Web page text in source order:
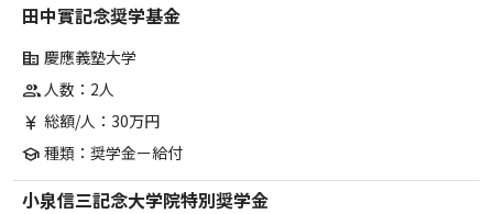
田中實記念奨学基金
corporate_fare 慶應義塾大学
group 人数：2人
currency_yen 総額/人：30万円
school 種類：奨学金ー給付
小泉信三記念大学院特別奨学金